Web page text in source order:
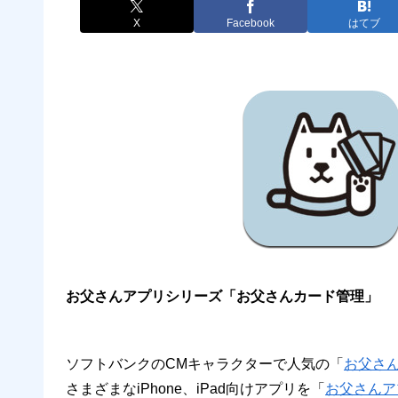
X Facebook はてブ
お父さんアプリシリーズ「お父さんカード管理」
ソフトバンクのCMキャラクターで人気の「 お父さ
さまざまなiPhone、iPad向けアプリを「 お父さん